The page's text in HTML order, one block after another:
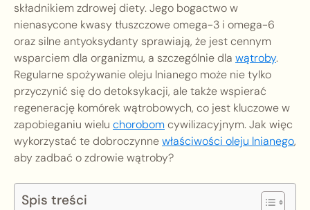
składnikiem zdrowej diety. Jego bogactwo w
nienasycone kwasy tłuszczowe omega-3 i omega-6
oraz silne antyoksydanty sprawiają, że jest cennym
wsparciem dla organizmu, a szczególnie dla wątroby.
Regularne spożywanie oleju lnianego może nie tylko
przyczynić się do detoksykacji, ale także wspierać
regenerację komórek wątrobowych, co jest kluczowe w
zapobieganiu wielu chorobomcywilizacyjnym. Jak więc
wykorzystać te dobroczynnewłaściwości oleju lnianego,
aby zadbać o zdrowie wątroby?
Spis treści